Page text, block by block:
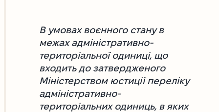
В умовах воєнного стану в
межах адміністративно-
територіальної одиниці, що
входить до затвердженого
Міністерством юстиції переліку
адміністративно-
територіальних одиниць, в яких